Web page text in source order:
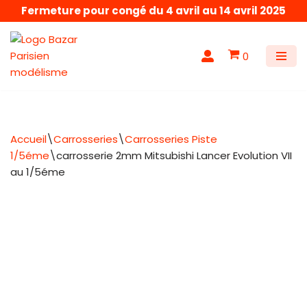
Aller
au
contenu
Fermeture pour congé du 4 avril au 14 avril 2025
0
Accueil\Carrosseries\Carrosseries Piste
1/5éme\carrosserie 2mm Mitsubishi Lancer Evolution VII
au 1/5éme